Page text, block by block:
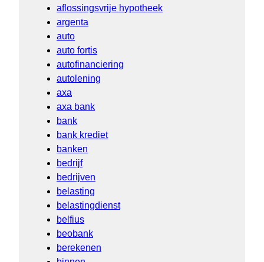
aflossingsvrije hypotheek
argenta
auto
auto fortis
autofinanciering
autolening
axa
axa bank
bank
bank krediet
banken
bedrijf
bedrijven
belasting
belastingdienst
belfius
beobank
berekenen